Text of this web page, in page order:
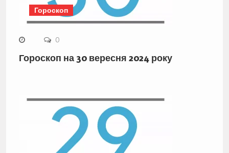
Гороскоп
0
Гороскоп на 30 вересня 2024 року